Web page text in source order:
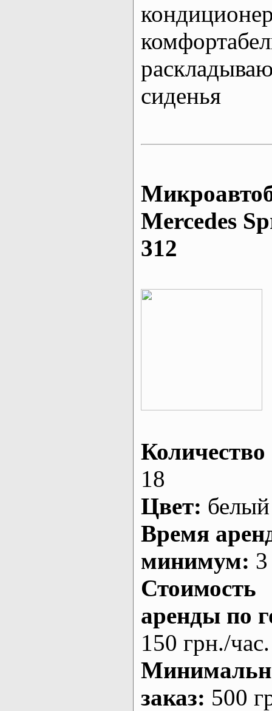
сиденья
Mеrcedes
312
Количество
18
Цвет: белый
Время
минимум:
Стоимость
аренды по
150 грн./час.
заказ: 500